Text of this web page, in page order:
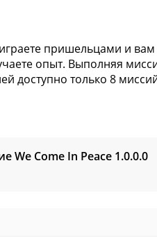
пришельцами и
опыт. Выполняя
доступно только 8
We Come In Peace 1.0.0.0